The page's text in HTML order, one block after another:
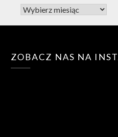
ZOBACZ NAS NA